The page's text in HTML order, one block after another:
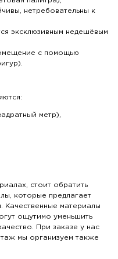
нетребовательны к
эксклюзивным недешёвым
с помощью
метр),
стоит обратить
которые предлагает
Качественные материалы
ощутимо уменьшить
При заказе у нас
мы организуем также